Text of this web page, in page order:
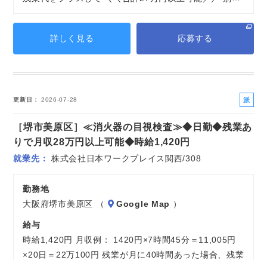
詳しく見る 応募する
更新日 2026-07-28
派
社
［堺市美原区］≪消火器の目視検査≫◆日勤◆残業あ
りで月収28万円以上可能◆時給1,420円
就業先 株式会社日本ワークプレイス関西/308
勤務地
大阪府堺市美原区 （
Google Map ）
給与
時給1,420円 月収例： 1420円×7時間45分＝11,005円
×20日＝22万100円 残業が月に40時間あった場合、残業